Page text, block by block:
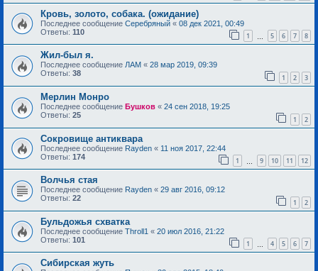
Кровь, золото, собака. (ожидание)
Последнее сообщение Серебряный « 08 дек 2021, 00:49
Ответы: 110 1 5 6 7 8
Жил-был я.
Последнее сообщение ЛАМ « 28 мар 2019, 09:39
Ответы: 38 1 2 3
Мерлин Монро
Последнее сообщение Бушков « 24 сен 2018, 19:25
Ответы: 25 1 2
Сокровище антиквара
Последнее сообщение Rayden « 11 ноя 2017, 22:44
Ответы: 174 1 9 10 11 12
Волчья стая
Последнее сообщение Rayden « 29 авг 2016, 09:12
Ответы: 22 1 2
Бульдожья схватка
Последнее сообщение Throll1 « 20 июл 2016, 21:22
Ответы: 101 1 4 5 6 7
Сибирская жуть